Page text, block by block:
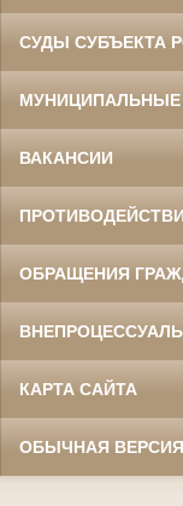
СУДЫ СУБЪЕКТА
ВАКАНСИИ
ОБРАЩЕНИЯ
КАРТА САЙТА
ОБЫЧНАЯ